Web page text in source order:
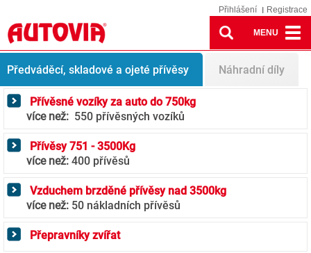
Přihlášení Registrace
MENU
Trailers
Předváděcí, skladové a ojeté přívěsy Náhradní díly
Přívěsné vozíky za auto do 750kg
více než: 550 přívěsných vozíků
Přívěsy 751 - 3500Kg
více než:400 přívěsů
Vzduchem brzděné přívěsy nad 3500kg
více než: 50 nákladních přívěsů
Přepravníky zvířat